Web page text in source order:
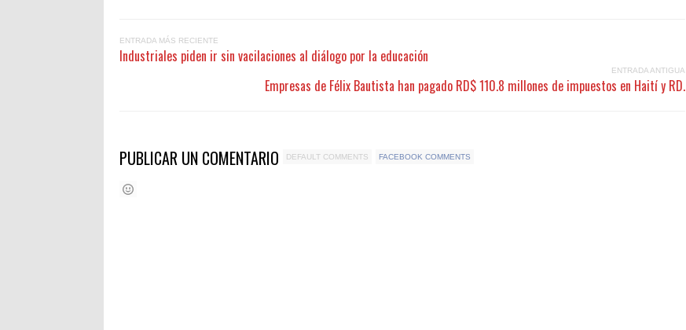
ENTRADA MÁS RECIENTE
Industriales piden ir sin vacilaciones al diálogo por la educación
ENTRADA ANTIGUA
Empresas de Félix Bautista han pagado RD$ 110.8 millones de impuestos en Haití y RD.
PUBLICAR UN COMENTARIO DEFAULT COMMENTS FACEBOOK COMMENTS